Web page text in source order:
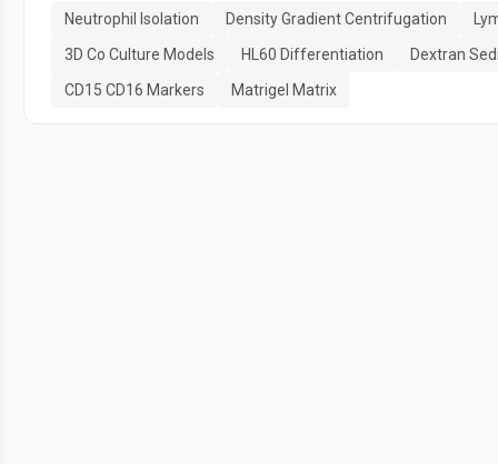
Neutrophil Isolation Density Gradient Centrifugation
3D Co Culture Models
HL60 Differentiation
Dextran
CD15 CD16 Markers
Matrigel Matrix